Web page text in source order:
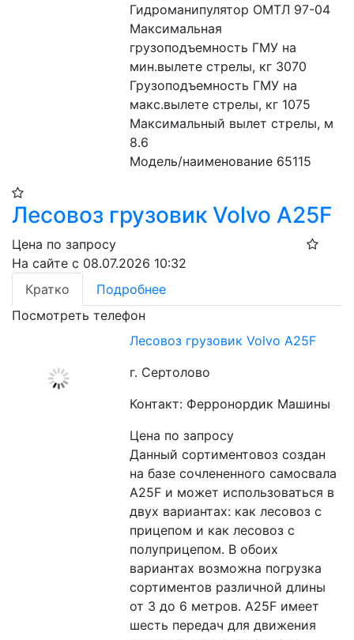
Гидроманипулятор ОМТЛ 97-04
Максимальная
грузоподъемность ГМУ на
мин.вылете стрелы, кг 3070
Грузоподъемность ГМУ на
макс.вылете стрелы, кг 1075
Максимальный вылет стрелы, м
8.6
Модель/наименование 65115
Лесовоз грузовик Volvo A25F
Цена по запросу
На сайте с 08.07.2026 10:32
Кратко
Подробнее
Посмотреть телефон
Лесовоз грузовик Volvo A25F
г. Сертолово
Контакт: Ферронордик Машины
Цена по запросу
Данный сортиментовоз создан
на базе сочлененного самосвала
A25F и может использоваться в
двух вариантах: как лесовоз с
прицепом и как лесовоз с
полуприцепом. В обоих
вариантах возможна погрузка
сортиментов различной длины
от 3 до 6 метров. A25F имеет
шесть передач для движения